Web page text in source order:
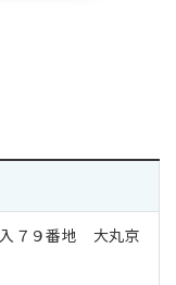
７９番地 大丸京